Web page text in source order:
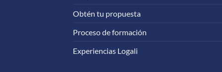
Obtén tu propuesta
Proceso de formación
Experiencias Logali